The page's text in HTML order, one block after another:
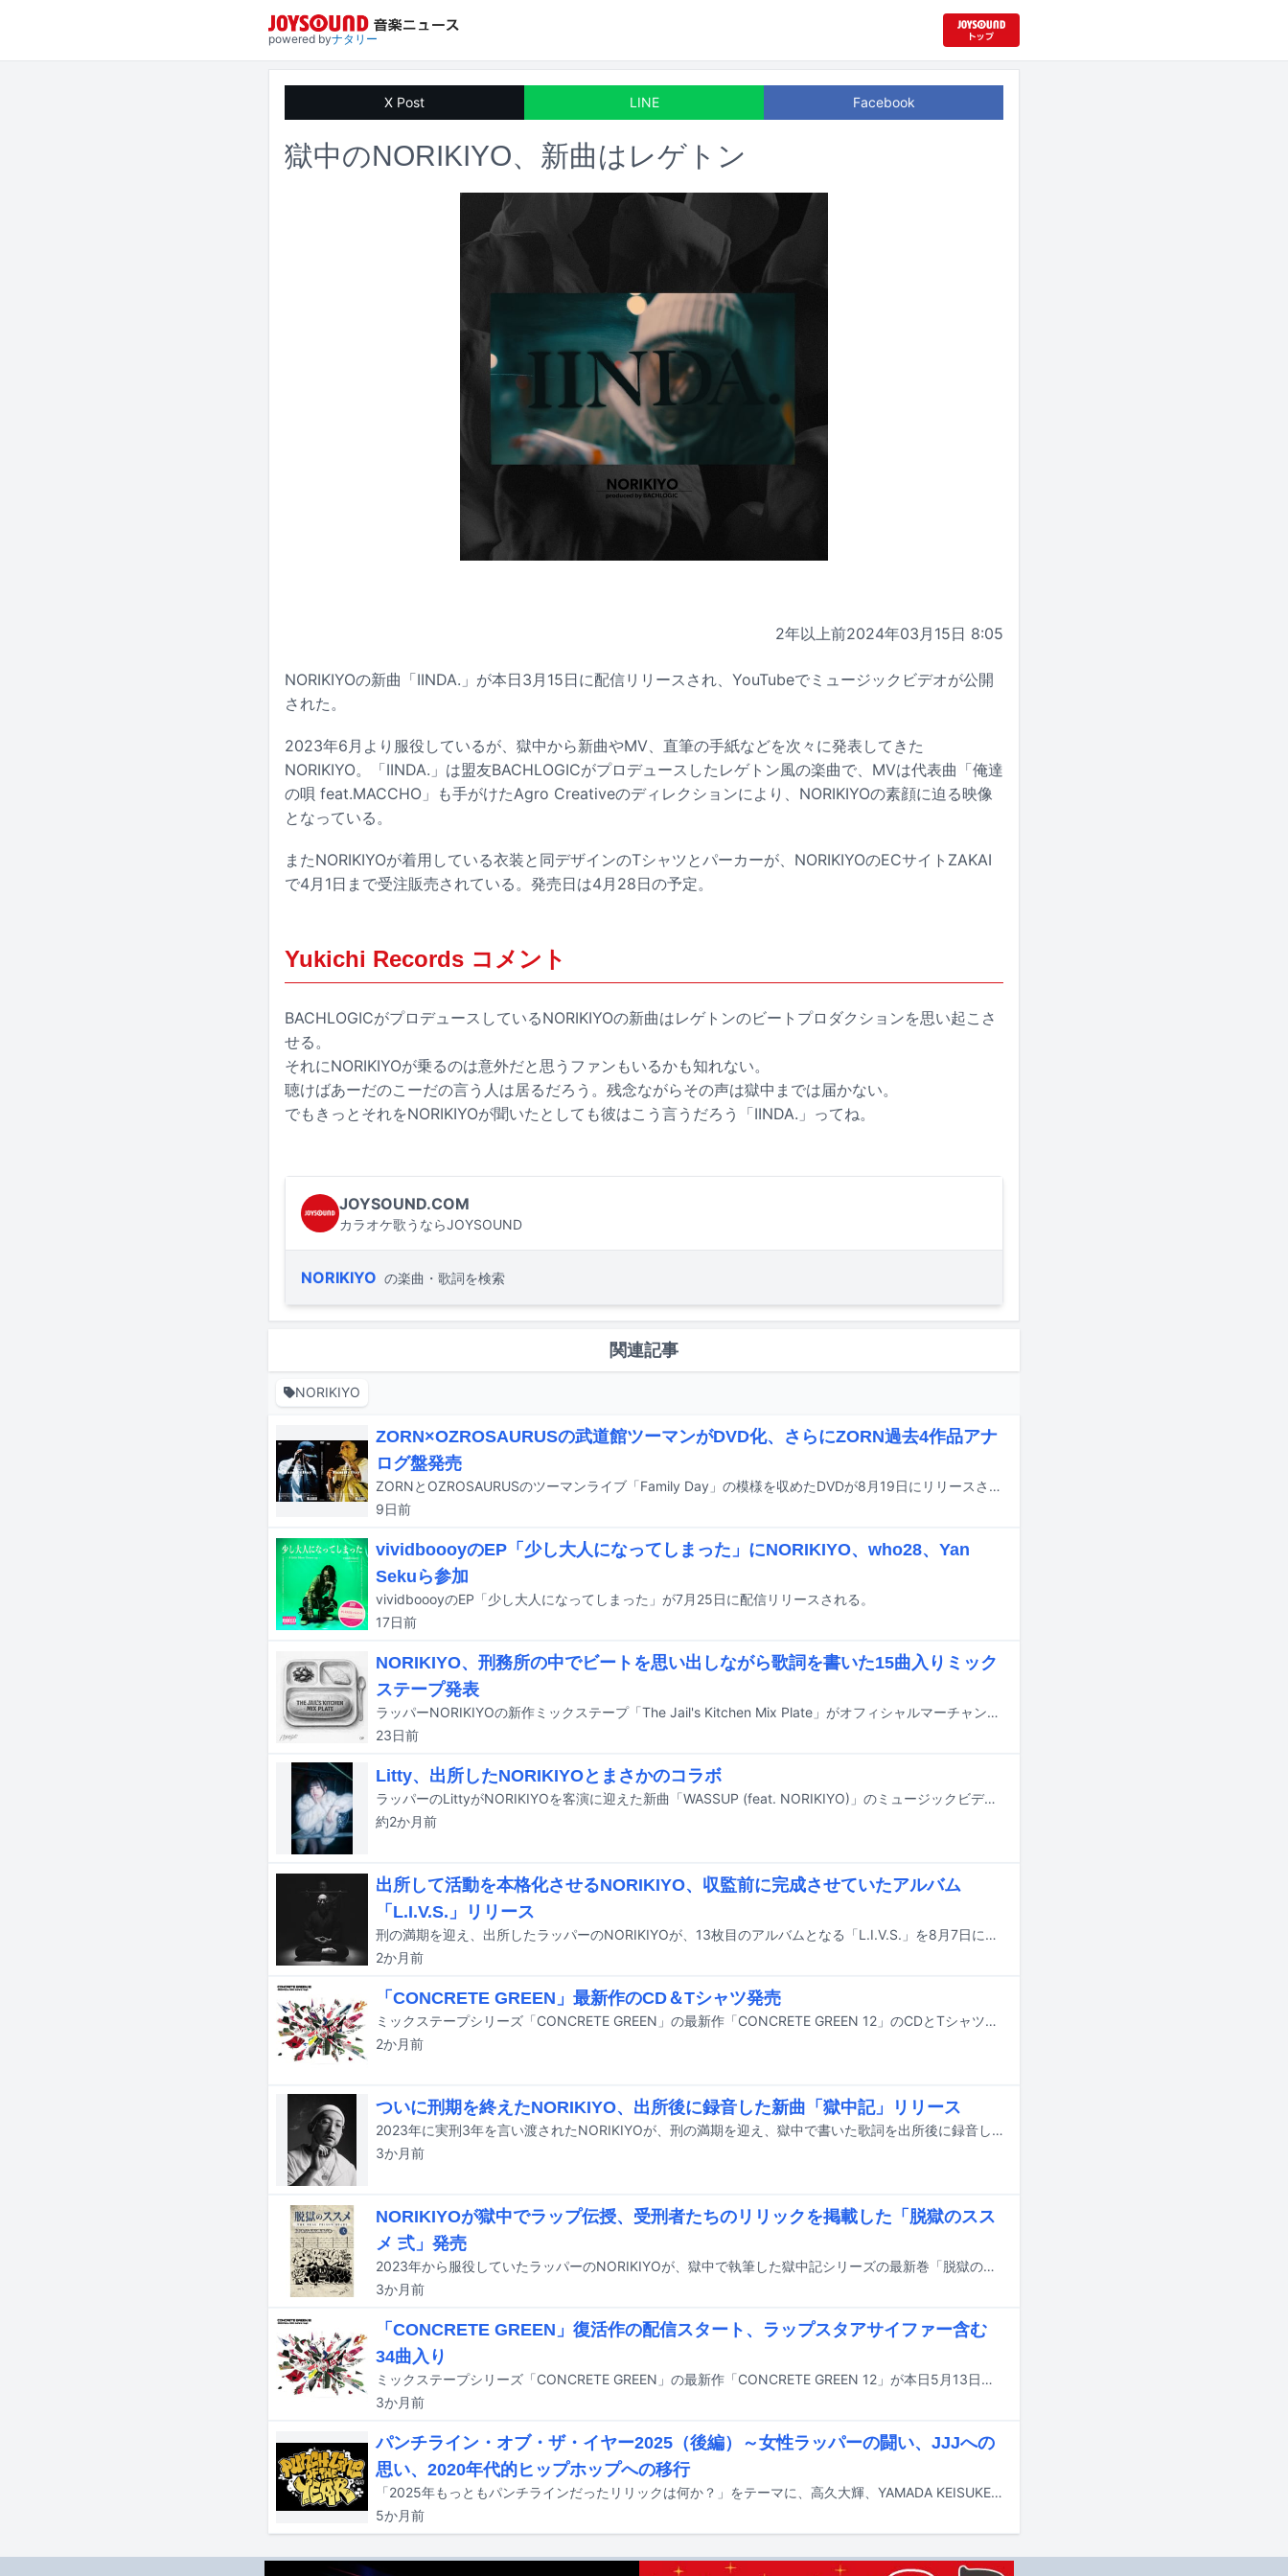
powered byナタリー
X Post LINE Facebook
獄中のNORIKIYO、新曲はレゲトン
2年以上前2024年03月15日 8:05
NORIKIYOの新曲「IINDA.」が本日3月15日に配信リリースされ、YouTubeでミュージックビデオが公開
された。
2023年6月より服役しているが、獄中から新曲やMV、直筆の手紙などを次々に発表してきた
NORIKIYO。「IINDA.」は盟友BACHLOGICがプロデュースしたレゲトン風の楽曲で、MVは代表曲「俺達
の唄 feat.MACCHO」も手がけたAgro Creativeのディレクションにより、NORIKIYOの素顔に迫る映像
となっている。
またNORIKIYOが着用している衣装と同デザインのTシャツとパーカーが、NORIKIYOのECサイトZAKAI
で4月1日まで受注販売されている。発売日は4月28日の予定。
Yukichi Records コメント
BACHLOGICがプロデュースしているNORIKIYOの新曲はレゲトンのビートプロダクションを思い起こさ
せる。
それにNORIKIYOが乗るのは意外だと思うファンもいるかも知れない。
聴けばあーだのこーだの言う人は居るだろう。残念ながらその声は獄中までは届かない。
でもきっとそれをNORIKIYOが聞いたとしても彼はこう言うだろう「IINDA.」ってね。
JOYSOUND.COM
カラオケ歌うならJOYSOUND
NORIKIYO の楽曲・歌詞を検索
関連記事
NORIKIYO
ZORN×OZROSAURUSの武道館ツーマンがDVD化、さらにZORN過去4作品アナ
ログ盤発売
ZORNとOZROSAURUSのツーマンライブ「Family Day」の模様を収めたDVDが8月19日にリリースされることが決定。さらに8月26日にはZORNの過去4作品のアナログ盤が発売される。
9日前
vividboooyのEP「少し大人になってしまった」にNORIKIYO、who28、Yan
Sekuら参加
vividboooyのEP「少し大人になってしまった」が7月25日に配信リリースされる。
17日前
NORIKIYO、刑務所の中でビートを思い出しながら歌詞を書いた15曲入りミック
ステープ発表
ラッパーNORIKIYOの新作ミックステープ「The Jail's Kitchen Mix Plate」がオフィシャルマーチャンダイズのノベルティとして本日7月17日に発表された。また本作の音源を使用したミュージックビデオがYouTubeで公開された。
23日前
Litty、出所したNORIKIYOとまさかのコラボ
ラッパーのLittyがNORIKIYOを客演に迎えた新曲「WASSUP (feat. NORIKIYO)」のミュージックビデオを明日6月11日20:00に公開することを発表した。
約2か月前
出所して活動を本格化させるNORIKIYO、収監前に完成させていたアルバム
「L.I.V.S.」リリース
刑の満期を迎え、出所したラッパーのNORIKIYOが、13枚目のアルバムとなる「L.I.V.S.」を8月7日にリリースすることを発表した。
2か月前
「CONCRETE GREEN」最新作のCD＆Tシャツ発売
ミックステープシリーズ「CONCRETE GREEN」の最新作「CONCRETE GREEN 12」のCDとTシャツの受注販売がスタートした。
2か月前
ついに刑期を終えたNORIKIYO、出所後に録音した新曲「獄中記」リリース
2023年に実刑3年を言い渡されたNORIKIYOが、刑の満期を迎え、獄中で書いた歌詞を出所後に録音した新曲「獄中記」を本日23日に配信リリースし、YouTubeでミュージックビデオを公開した。
3か月前
NORIKIYOが獄中でラップ伝授、受刑者たちのリリックを掲載した「脱獄のスス
メ 弍」発売
2023年から服役していたラッパーのNORIKIYOが、獄中で執筆した獄中記シリーズの最新巻「脱獄のススメ 弍」がZAKAI.jpにて発売された。
3か月前
「CONCRETE GREEN」復活作の配信スタート、ラップスタアサイファー含む
34曲入り
ミックステープシリーズ「CONCRETE GREEN」の最新作「CONCRETE GREEN 12」が本日5月13日に配信リリースされた。
3か月前
パンチライン・オブ・ザ・イヤー2025（後編）～女性ラッパーの闘い、JJJへの
思い、2020年代的ヒップホップへの移行
「2025年もっともパンチラインだったリリックは何か？」をテーマに、高久大輝、YAMADA KEISUKE、ポーザー白石、渡辺志保という4人の有識者たちが日本語ラップについて語り合う短期連載「パンチライン・オブ・ザ・イヤー2025」。ここまで前編と中編で、「RAPSTAR 2025」の熱狂やラッパーたちが描く社会などについて語り合ってきたが、最終回となる後編では、ミソジニーと対峙しながら自分らしさを貫く女性ラッパーたちの闘いや、新たなスターが台頭するシーンの“地殻変動”に光を当てる。そしていよいよ、2025年を象徴する最高のパンチラインが決定。果たして、今回の「パンチライン・オブ・ザ・イヤー」に輝いたのはどのリリックか……？
5か月前